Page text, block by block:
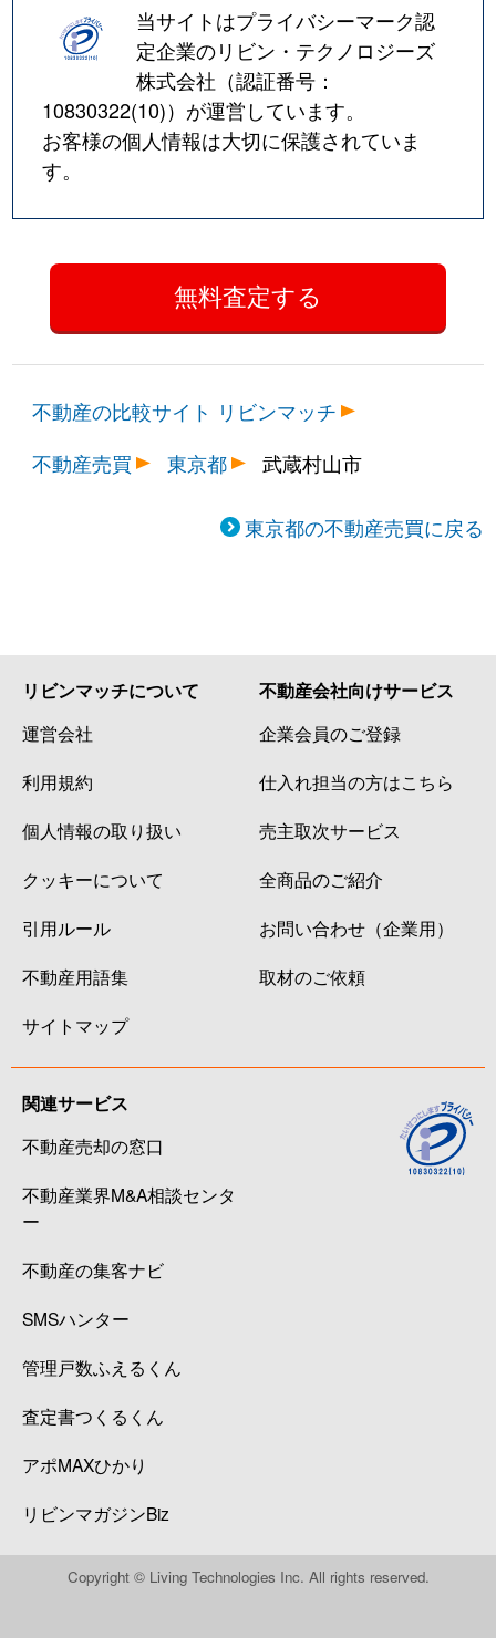
当サイトはプライバシーマーク認
定企業のリビン・テクノロジーズ
株式会社（認証番号：
10830322(10)）が運営しています。
お客様の個人情報は大切に保護されていま
す。
不動産の比較サイト リビンマッチ
不動産売買
東京都 武蔵村山市
東京都の不動産売買に戻る
リビンマッチについて
運営会社
利用規約
個人情報の取り扱い
クッキーについて
引用ルール
不動産用語集
サイトマップ
不動産会社向けサービス
企業会員のご登録
仕入れ担当の方はこちら
売主取次サービス
全商品のご紹介
お問い合わせ（企業用）
取材のご依頼
関連サービス
不動産売却の窓口
不動産業界M&A相談センタ
ー
不動産の集客ナビ
SMSハンター
管理戸数ふえるくん
査定書つくるくん
アポMAXひかり
リビンマガジンBiz
Copyright © Living Technologies Inc. All rights reserved.